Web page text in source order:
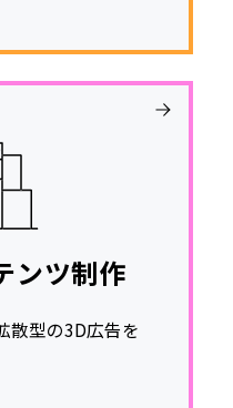
ンツ制作
散型の3D広告を